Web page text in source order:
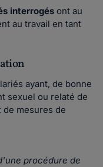
interrogés ont au
au travail en tant
ayant, de bonne
sexuel ou relaté de
mesures de
procédure de